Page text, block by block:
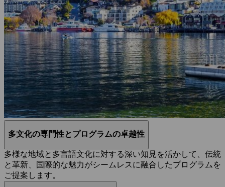
多文化の専門性とプログラムの卓越性
多様な地域と多言語文化に対する深い知見を活かして、伝統
と革新、国際的な魅力がシームレスに融合したプログラムを
ご提案します。